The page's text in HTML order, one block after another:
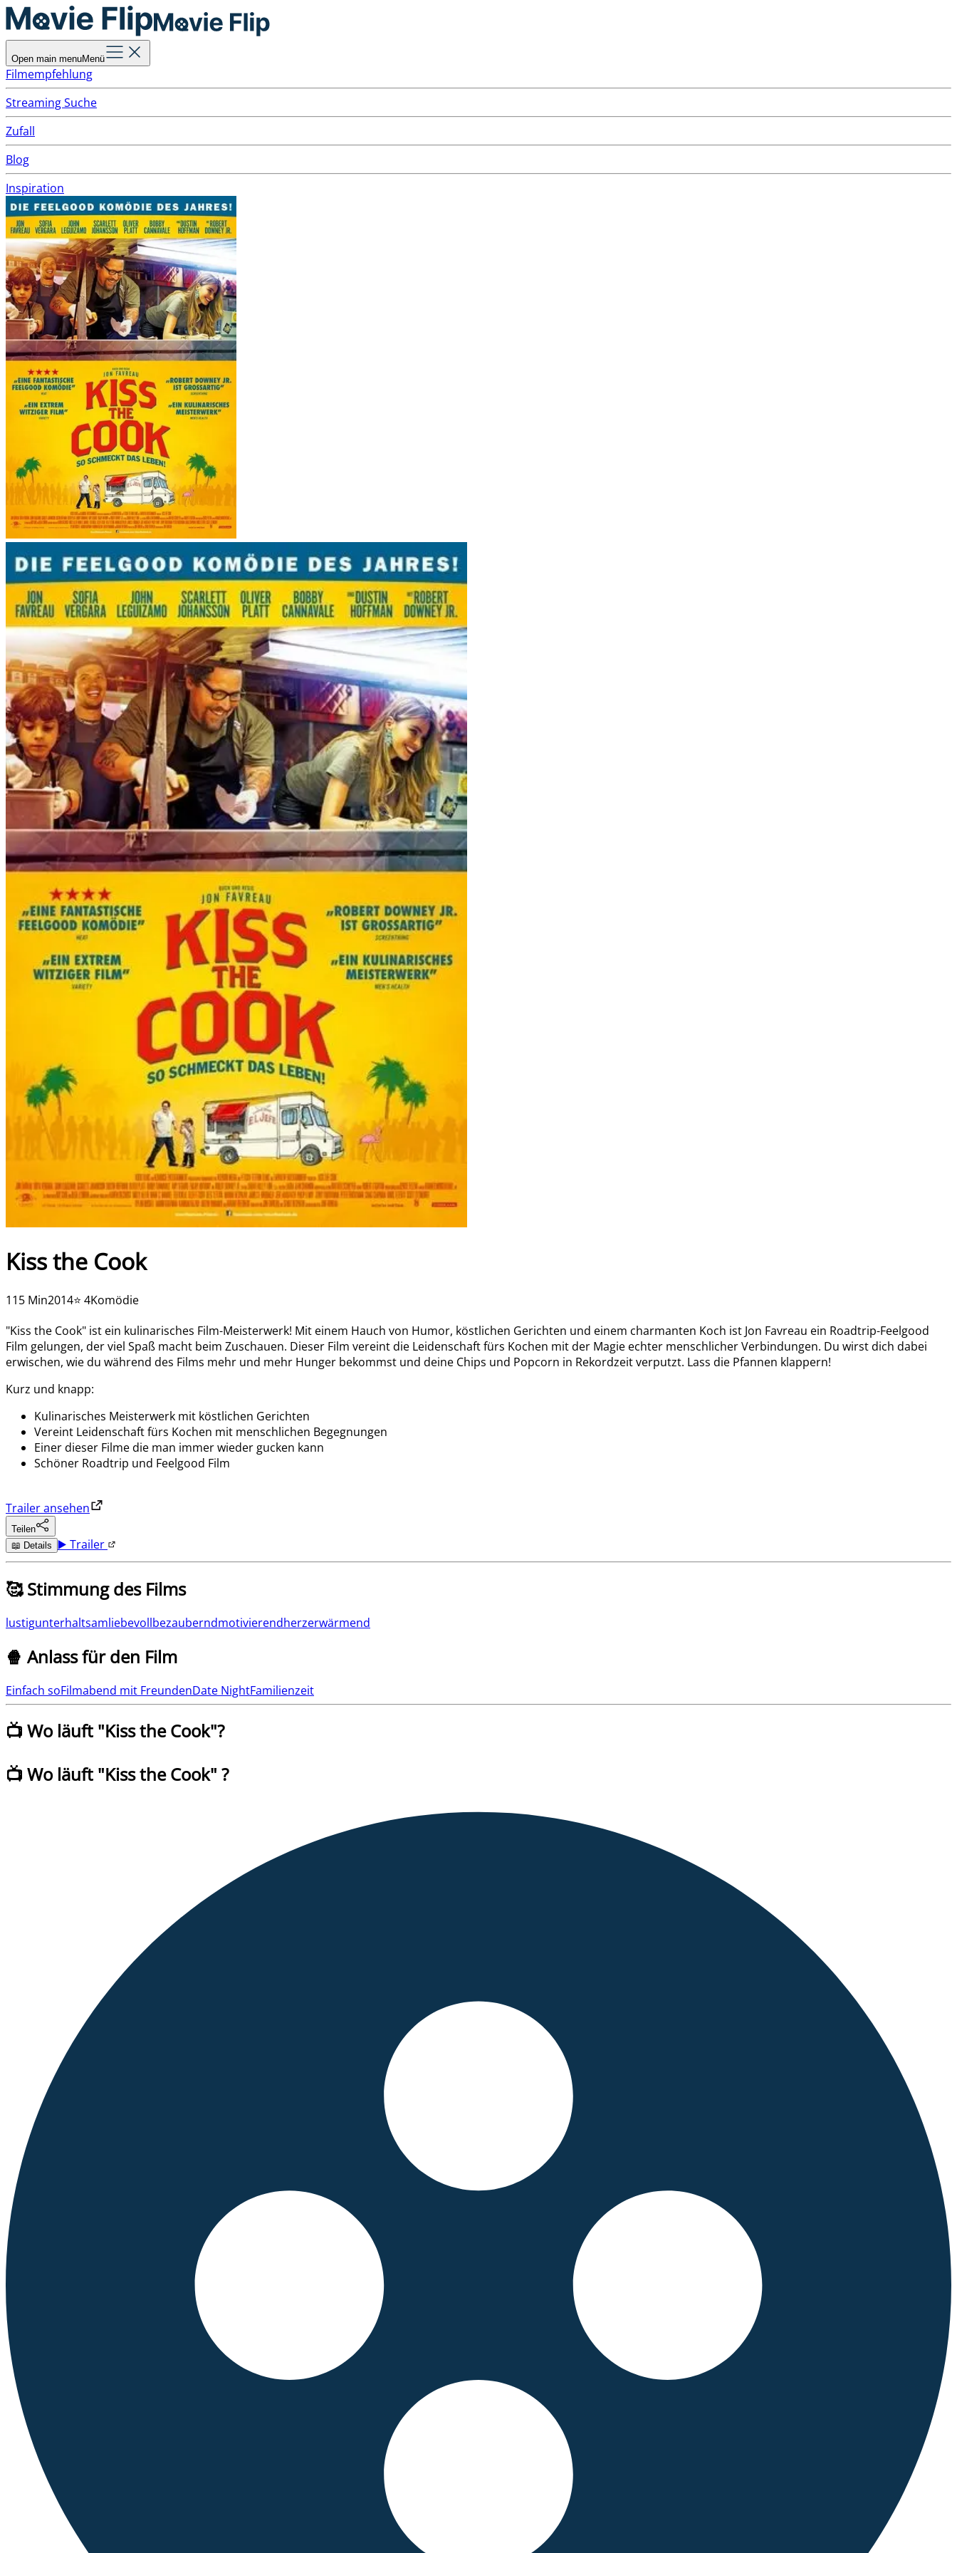
Open main menuMenü
Filmempfehlung
Streaming Suche
Zufall
Blog
Inspiration
Kiss the Cook
115 Min2014⭐ 4Komödie
"Kiss the Cook" ist ein kulinarisches Film-Meisterwerk! Mit einem Hauch von Humor, köstlichen Gerichten und einem charmanten Koch ist Jon Favreau ein Roadtrip-Feelgood
Film gelungen, der viel Spaß macht beim Zuschauen. Dieser Film vereint die Leidenschaft fürs Kochen mit der Magie echter menschlicher Verbindungen. Du wirst dich dabei
erwischen, wie du während des Films mehr und mehr Hunger bekommst und deine Chips und Popcorn in Rekordzeit verputzt. Lass die Pfannen klappern!
Kurz und knapp:
Kulinarisches Meisterwerk mit köstlichen Gerichten
Vereint Leidenschaft fürs Kochen mit menschlichen Begegnungen
Einer dieser Filme die man immer wieder gucken kann
Schöner Roadtrip und Feelgood Film
Trailer ansehen
Teilen
📖 Details ▶️ Trailer
🥰 Stimmung des Films
lustigunterhaltsamliebevollbezauberndmotivierendherzerwärmend
🍿 Anlass für den Film
Einfach soFilmabend mit FreundenDate NightFamilienzeit
📺 Wo läuft "Kiss the Cook"?
📺 Wo läuft "Kiss the Cook" ?